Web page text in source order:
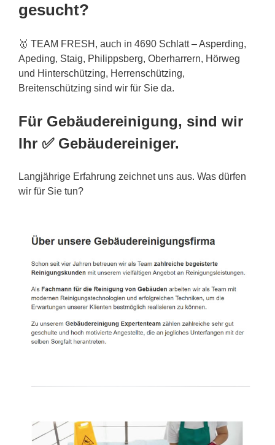
gesucht?
🥇 TEAM FRESH, auch in 4690 Schlatt – Asperding,
Apeding, Staig, Philippsberg, Oberharrern, Hörweg
und Hinterschützing, Herrenschützing,
Breitenschützing sind wir für Sie da.
Für Gebäudereinigung, sind wir
Ihr ✅ Gebäudereiniger.
Langjährige Erfahrung zeichnet uns aus. Was dürfen
wir für Sie tun?